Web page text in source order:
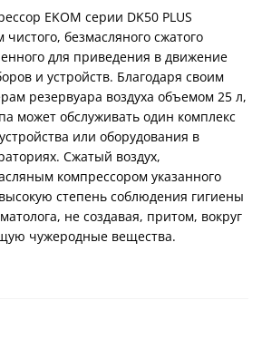
EKOM серии DK50 PLUS
безмасляного сжатого
для приведения в движение
и устройств. Благодаря своим
резервуара воздуха объемом 25 л,
может обслуживать один комплекс
или оборудования в
Сжатый воздух,
компрессором указанного
степень соблюдения гигиены
не создавая, притом, вокруг
чужеродные вещества.